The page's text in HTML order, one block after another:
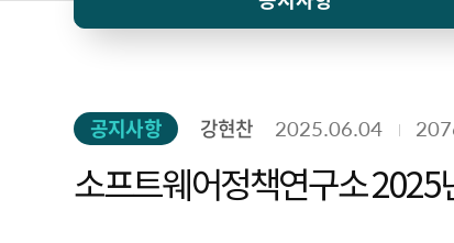
공지사항 강현찬 2025.06.04
소프트웨어정책연구소 2025